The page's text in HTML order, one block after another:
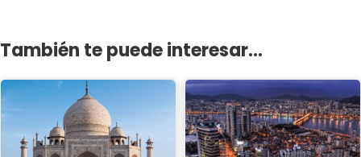
También te puede interesar...